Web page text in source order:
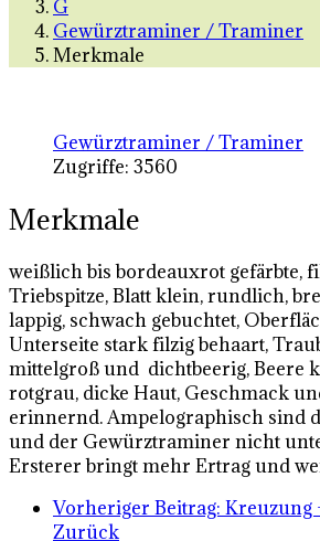
G
Gewürztraminer / Traminer
Merkmale
Gewürztraminer / Traminer
Zugriffe: 3560
Merkmale
weißlich bis bordeauxrot gefärbte,
Triebspitze, Blatt klein, rundlich,
lappig, schwach gebuchtet,
Unterseite stark filzig behaart,
mittelgroß und dichtbeerig, Beere
rotgrau, dicke Haut, Geschmack
erinnernd. Ampelographisch sind
und der Gewürztraminer nicht
Ersterer bringt mehr Ertrag und
Vorheriger Beitrag: Kreuzung
Zurück